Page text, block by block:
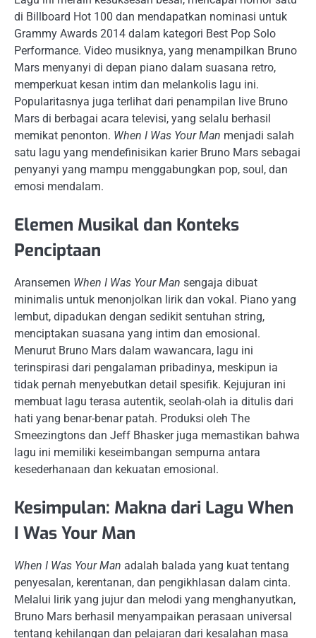
di Billboard Hot 100 dan mendapatkan nominasi untuk
Grammy Awards 2014 dalam kategori Best Pop Solo
Performance. Video musiknya, yang menampilkan Bruno
Mars menyanyi di depan piano dalam suasana retro,
memperkuat kesan intim dan melankolis lagu ini.
Popularitasnya juga terlihat dari penampilan live Bruno
Mars di berbagai acara televisi, yang selalu berhasil
memikat penonton. When I Was Your Man menjadi salah
satu lagu yang mendefinisikan karier Bruno Mars sebagai
penyanyi yang mampu menggabungkan pop, soul, dan
emosi mendalam.
Elemen Musikal dan Konteks
Penciptaan
Aransemen When I Was Your Man sengaja dibuat
minimalis untuk menonjolkan lirik dan vokal. Piano yang
lembut, dipadukan dengan sedikit sentuhan string,
menciptakan suasana yang intim dan emosional.
Menurut Bruno Mars dalam wawancara, lagu ini
terinspirasi dari pengalaman pribadinya, meskipun ia
tidak pernah menyebutkan detail spesifik. Kejujuran ini
membuat lagu terasa autentik, seolah-olah ia ditulis dari
hati yang benar-benar patah. Produksi oleh The
Smeezingtons dan Jeff Bhasker juga memastikan bahwa
lagu ini memiliki keseimbangan sempurna antara
kesederhanaan dan kekuatan emosional.
Kesimpulan: Makna dari Lagu When
I Was Your Man
When I Was Your Man adalah balada yang kuat tentang
penyesalan, kerentanan, dan pengikhlasan dalam cinta.
Melalui lirik yang jujur dan melodi yang menghanyutkan,
Bruno Mars berhasil menyampaikan perasaan universal
tentang kehilangan dan pelajaran dari kesalahan masa